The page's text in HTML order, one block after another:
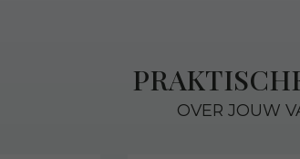
OVER JOUW